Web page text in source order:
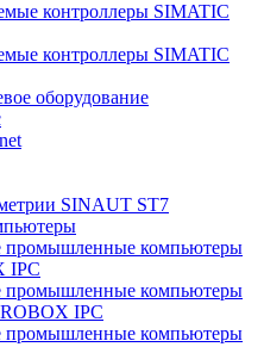
контроллеры SIMATIC
контроллеры SIMATIC
оборудование
SINAUT ST7
промышленные компьютеры
IPC
промышленные компьютеры
IPC
промышленные компьютеры